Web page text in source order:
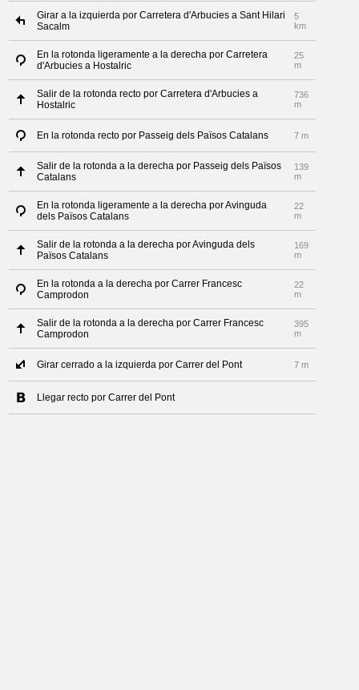
Girar a la izquierda por Carretera d'Arbucies a Sant Hilari
Sacalm
5
km
En la rotonda ligeramente a la derecha por Carretera
d'Arbucies a Hostalric
25
m
Salir de la rotonda recto por Carretera d'Arbucies a
Hostalric
736
m
En la rotonda recto por Passeig dels Països Catalans 7 m
Salir de la rotonda a la derecha por Passeig dels Països
Catalans
139
m
En la rotonda ligeramente a la derecha por Avinguda
dels Països Catalans
22
m
Salir de la rotonda a la derecha por Avinguda dels
Països Catalans
169
m
En la rotonda a la derecha por Carrer Francesc
Camprodon
22
m
Salir de la rotonda a la derecha por Carrer Francesc
Camprodon
395
m
Girar cerrado a la izquierda por Carrer del Pont 7 m
Llegar recto por Carrer del Pont